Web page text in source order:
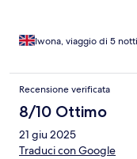
Iwona, viaggio di 5 notti
Recensione verificata
8/10 Ottimo
21 giu 2025
Traduci con Google